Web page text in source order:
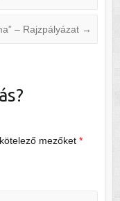
– Rajzpályázat →
mezőket *